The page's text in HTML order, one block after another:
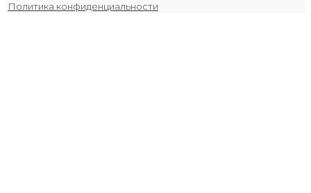
Политика конфиденциальности